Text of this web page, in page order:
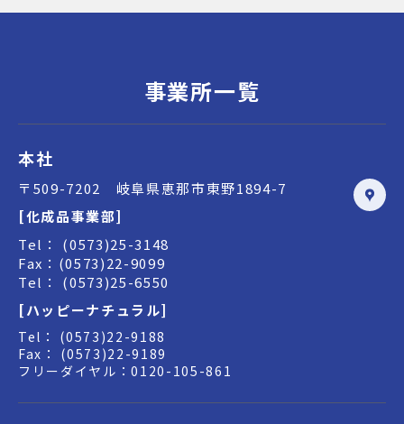
事業所一覧
本社
〒509-7202 岐阜県恵那市東野1894-7
[化成品事業部]
Tel： (0573)25-3148
Fax：(0573)22-9099
Tel： (0573)25-6550
[ハッピーナチュラル]
Tel： (0573)22-9188
Fax： (0573)22-9189
フリーダイヤル：0120-105-861